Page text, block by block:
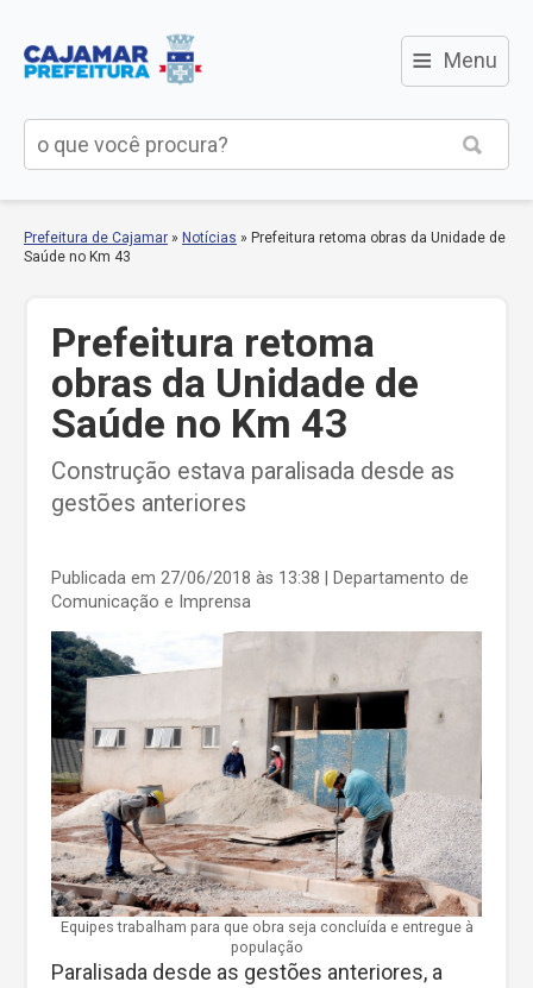
≡ Menu
Prefeitura de Cajamar » Notícias » Prefeitura retoma obras da Unidade de
Saúde no Km 43
Prefeitura retoma
obras da Unidade de
Saúde no Km 43
Construção estava paralisada desde as
gestões anteriores
Publicada em 27/06/2018 às 13:38
| Departamento de
Comunicação e Imprensa
Equipes trabalham para que obra seja concluída e entregue à
população
Paralisada desde as gestões anteriores, a